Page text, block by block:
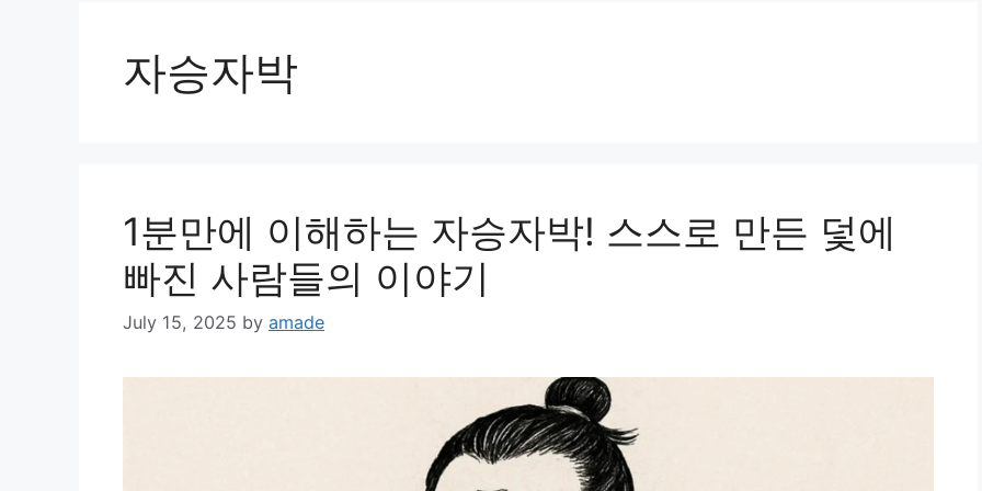
자승자박
1분만에 이해하는 자승자박! 스스로 만든 덫에
빠진 사람들의 이야기
July 15, 2025 by amade